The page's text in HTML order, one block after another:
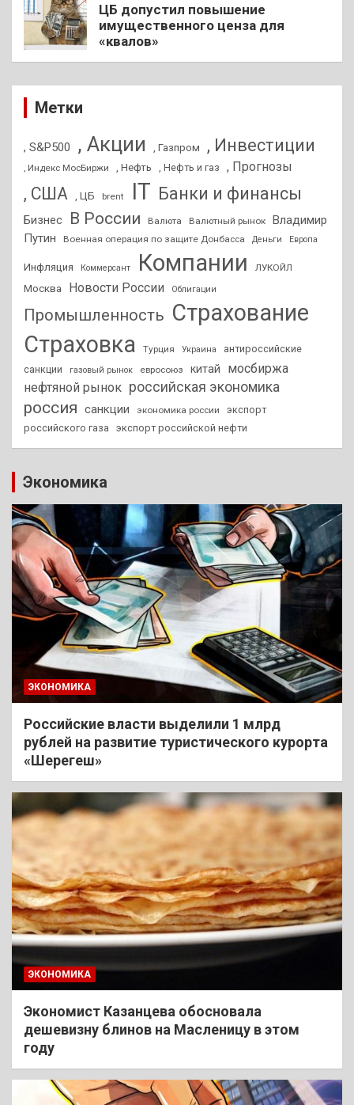
ЦБ допустил повышение
имущественного ценза для
«квалов»
Метки
, S&P500 , Акции , Газпром , Инвестиции
, Индекс МосБиржи , Нефть , Нефть и газ , Прогнозы
, США , ЦБ brent IT Банки и финансы
Бизнес В России Валюта Валютный рынок
Владимир
Путин
Военная операция по защите Донбасса Деньги Европа
Инфляция Коммерсант Компании ЛУКОЙЛ
Москва Новости России Облигации
Промышленность Страхование
Страховка
Турция Украина
антироссийские
санкции
газовый рынок евросоюз китай
мосбиржа
нефтяной рынок российская экономика
россия санкции экономика россии
экспорт
российского газа
экспорт российской нефти
Экономика
ЭКОНОМИКА
Российские власти выделили 1 млрд
рублей на развитие туристического курорта
«Шерегеш»
ЭКОНОМИКА
Экономист Казанцева обосновала
дешевизну блинов на Масленицу в этом
году